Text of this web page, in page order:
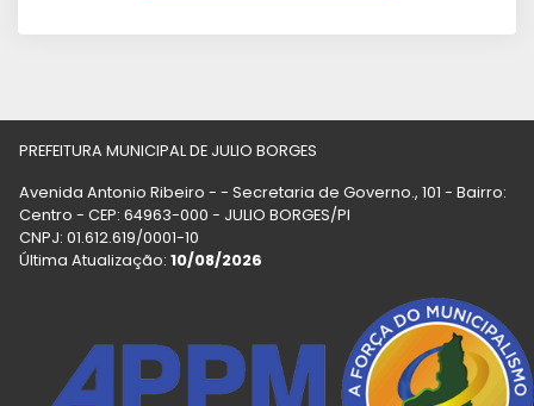
PREFEITURA MUNICIPAL DE JULIO BORGES
Avenida Antonio Ribeiro - - Secretaria de Governo., 101 - Bairro:
Centro - CEP: 64963-000 - JULIO BORGES/PI
CNPJ: 01.612.619/0001-10
Última Atualização: 10/08/2026